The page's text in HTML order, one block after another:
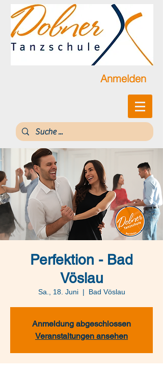
Anmelden
Perfektion - Bad
Vöslau
Sa., 18. Juni
  |
Bad Vöslau
Anmeldung abgeschlossen
Veranstaltungen ansehen